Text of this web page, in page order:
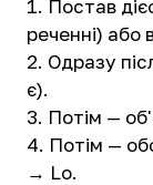
Постав
реченні) або
Одразу
є).
Потім —
Потім —
→ Lo.